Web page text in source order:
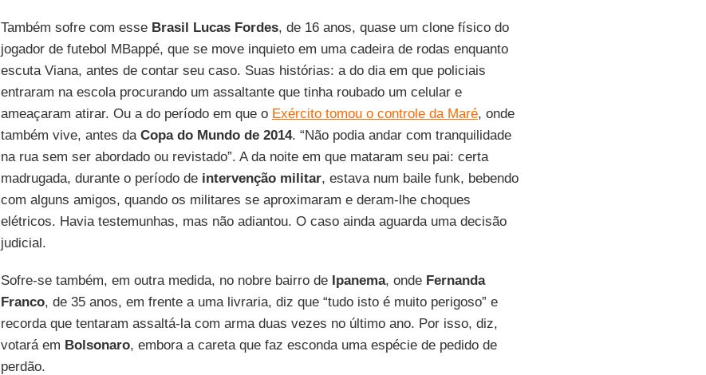
Também sofre com esse Brasil Lucas Fordes, de 16 anos, quase um clone físico do
jogador de futebol MBappé, que se move inquieto em uma cadeira de rodas enquanto
escuta Viana, antes de contar seu caso. Suas histórias: a do dia em que policiais
entraram na escola procurando um assaltante que tinha roubado um celular e
ameaçaram atirar. Ou a do período em que o Exército tomou o controle da Maré, onde
também vive, antes da Copa do Mundo de 2014. “Não podia andar com tranquilidade
na rua sem ser abordado ou revistado”. A da noite em que mataram seu pai: certa
madrugada, durante o período de intervenção militar, estava num baile funk, bebendo
com alguns amigos, quando os militares se aproximaram e deram-lhe choques
elétricos. Havia testemunhas, mas não adiantou. O caso ainda aguarda uma decisão
judicial.
Sofre-se também, em outra medida, no nobre bairro de Ipanema, onde Fernanda
Franco, de 35 anos, em frente a uma livraria, diz que “tudo isto é muito perigoso” e
recorda que tentaram assaltá-la com arma duas vezes no último ano. Por isso, diz,
votará em Bolsonaro, embora a careta que faz esconda uma espécie de pedido de
perdão.